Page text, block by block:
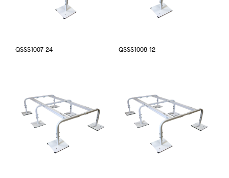
QSSS1007-24 QSSS1008-12